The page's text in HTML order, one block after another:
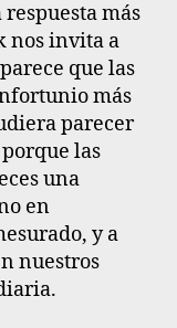
más
nos invita a
que las
más
parecer
las
una
en
y a
nuestros